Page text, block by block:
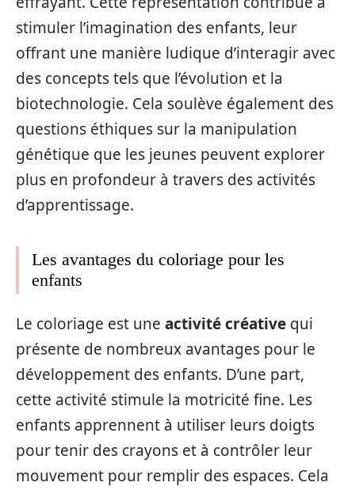
stimuler l’imagination des enfants, leur
offrant une manière ludique d’interagir avec
des concepts tels que l’évolution et la
biotechnologie. Cela soulève également des
questions éthiques sur la manipulation
génétique que les jeunes peuvent explorer
plus en profondeur à travers des activités
d’apprentissage.
Les avantages du coloriage pour les
enfants
Le coloriage est une activité créative qui
présente de nombreux avantages pour le
développement des enfants. D’une part,
cette activité stimule la motricité fine. Les
enfants apprennent à utiliser leurs doigts
pour tenir des crayons et à contrôler leur
mouvement pour remplir des espaces. Cela